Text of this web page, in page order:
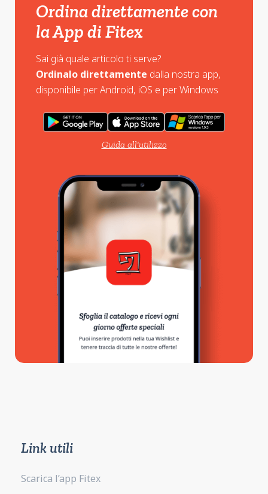
Ordina direttamente con
la App di Fitex
Sai già quale articolo ti serve?
Ordinalo direttamente dalla nostra app,
disponibile per Android, iOS e per Windows
Guida all'utilizzo
Link utili
Scarica l’app Fitex